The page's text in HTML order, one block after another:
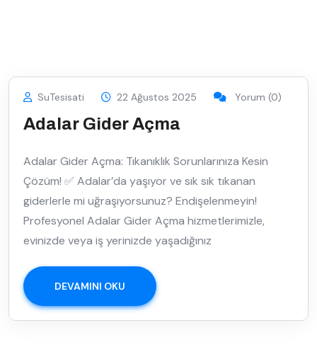
SuTesisati 22 Ağustos 2025 Yorum (0)
Adalar Gider Açma
Adalar Gider Açma: Tıkanıklık Sorunlarınıza Kesin
Çözüm! ✅ Adalar’da yaşıyor ve sık sık tıkanan
giderlerle mi uğraşıyorsunuz? Endişelenmeyin!
Profesyonel Adalar Gider Açma hizmetlerimizle,
evinizde veya iş yerinizde yaşadığınız
DEVAMINI OKU